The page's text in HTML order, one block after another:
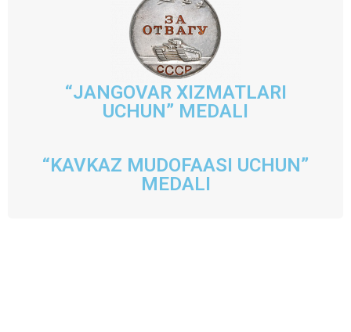
“JANGOVAR XIZMATLARI
UCHUN” MEDALI
“KAVKAZ MUDOFAASI UCHUN”
MEDALI